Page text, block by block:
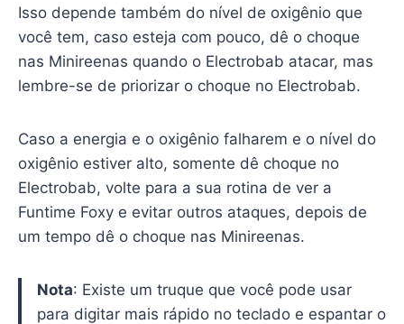
Isso depende também do nível de oxigênio que
você tem, caso esteja com pouco, dê o choque
nas Minireenas quando o Electrobab atacar, mas
lembre-se de priorizar o choque no Electrobab.
Caso a energia e o oxigênio falharem e o nível do
oxigênio estiver alto, somente dê choque no
Electrobab, volte para a sua rotina de ver a
Funtime Foxy e evitar outros ataques, depois de
um tempo dê o choque nas Minireenas.
Nota: Existe um truque que você pode usar
para digitar mais rápido no teclado e espantar o